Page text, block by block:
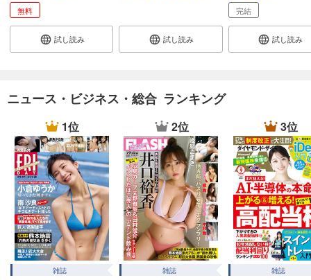
週刊東洋経済 2025/12/27・2026/1/3合併号
880円 (税込)
あらすじを表示する
週刊東洋経済 2025/12/20号
880円 (税込)
カート
試し読み
あらすじを表示する
週刊東洋経済 2025/12/13号
880
円 (税込)
カート
無料
試し読み 試し読み
完結
試し読み
ニュース・ビジネス・総合 ランキング
1位
雑誌
2位
雑誌
3位
雑誌